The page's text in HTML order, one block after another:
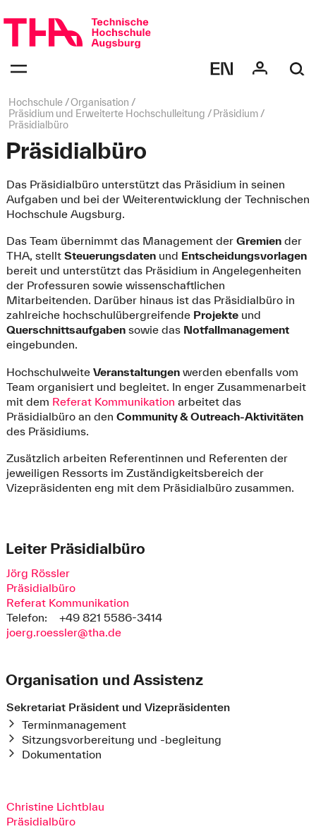
überspringen
bestätigen
des
Menüs
Seitenpfad:
Hochschule
Organisation
Präsidium und Erweiterte Hochschulleitung
Präsidium
Präsidialbüro
Präsidialbüro
Das Präsidialbüro unterstützt das Präsidium in seinen
Aufgaben und bei der Weiterentwicklung der Technischen
Hochschule Augsburg.
Das Team übernimmt das Management der Gremiender
THA, stellt Steuerungsdatenund Entscheidungsvorlagen
bereit und unterstützt das Präsidium in Angelegenheiten
der Professuren sowie wissenschaftlichen
Mitarbeitenden. Darüber hinaus ist das Präsidialbüro in
zahlreiche hochschulübergreifende Projekteund
Querschnittsaufgabensowie das Notfallmanagement
eingebunden.
Hochschulweite Veranstaltungenwerden ebenfalls vom
Team organisiert und begleitet. In enger Zusammenarbeit
mit dem Referat Kommunikation arbeitet das
Präsidialbüro an den Community & Outreach-Aktivitäten
des Präsidiums.
Zusätzlich arbeiten Referentinnen und Referenten der
jeweiligen Ressorts im Zuständigkeitsbereich der
Vizepräsidenten eng mit dem Präsidialbüro zusammen.
Leiter Präsidialbüro
Jörg Rössler
Präsidialbüro
Referat Kommunikation
Telefon:
+49 821 5586-3414
joerg.roessler@tha.de
Organisation und Assistenz
Sekretariat Präsident und Vizepräsidenten
Terminmanagement
Sitzungsvorbereitung und -begleitung
Dokumentation
Christine Lichtblau
Präsidialbüro